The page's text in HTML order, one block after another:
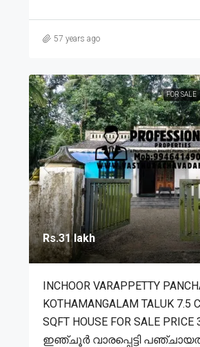
57 years ago
FOR SALE
Rs.31 lakh
INCHOOR VARAPPETTY
KOTHAMANGALAM TALUK 7.5
SQFT HOUSE FOR SALE PRICE
ഇഞ്ചൂർ വാരപ്പെട്ടി